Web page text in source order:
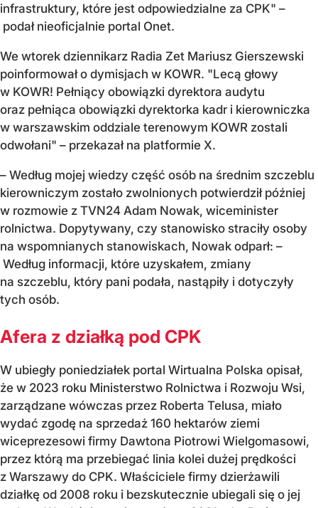
infrastruktury, które jest odpowiedzialne za CPK" –
podał nieoficjalnie portal Onet.
We wtorek dziennikarz Radia Zet Mariusz Gierszewski
poinformował o dymisjach w KOWR. "Lecą głowy
w KOWR! Pełniący obowiązki dyrektora audytu
oraz pełniąca obowiązki dyrektorka kadr i kierowniczka
w warszawskim oddziale terenowym KOWR zostali
odwołani" – przekazał na platformie X.
– Według mojej wiedzy część osób na średnim szczeblu
kierowniczym zostało zwolnionych potwierdził później
w rozmowie z TVN24 Adam Nowak, wiceminister
rolnictwa. Dopytywany, czy stanowisko straciły osoby
na wspomnianych stanowiskach, Nowak odparł: –
Według informacji, które uzyskałem, zmiany
na szczeblu, który pani podała, nastąpiły i dotyczyły
tych osób.
Afera z działką pod CPK
W ubiegły poniedziałek portal Wirtualna Polska opisał,
że w 2023 roku Ministerstwo Rolnictwa i Rozwoju Wsi,
zarządzane wówczas przez Roberta Telusa, miało
wydać zgodę na sprzedaż 160 hektarów ziemi
wiceprezesowi firmy Dawtona Piotrowi Wielgomasowi,
przez którą ma przebiegać linia kolei dużej prędkości
z Warszawy do CPK. Właściciele firmy dzierżawili
działkę od 2008 roku i bezskutecznie ubiegali się o jej